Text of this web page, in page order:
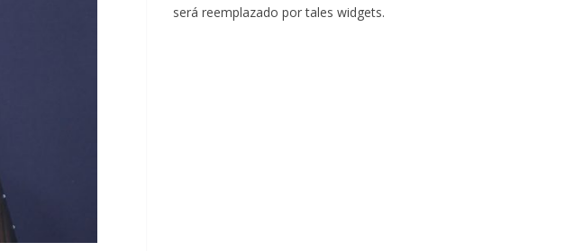
será reemplazado por tales widgets.